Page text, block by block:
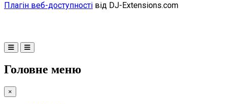
Плагін веб-доступності від DJ-Extensions.com
Головне меню
×